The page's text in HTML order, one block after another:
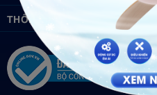
THÔNG TIN